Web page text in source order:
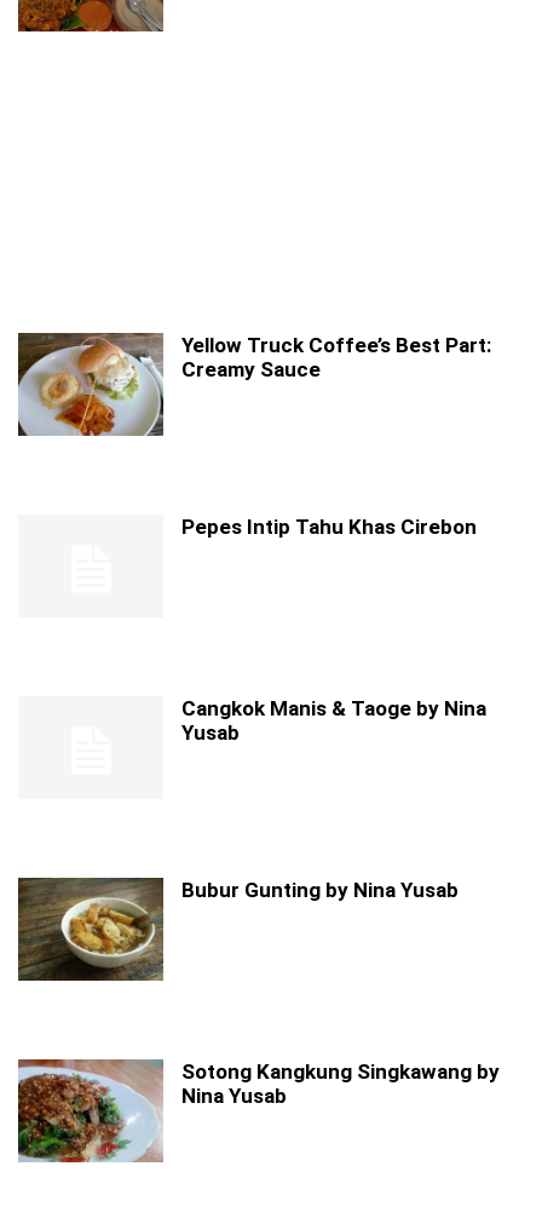
Yellow Truck Coffee’s Best Part:
Creamy Sauce
Pepes Intip Tahu Khas Cirebon
Cangkok Manis & Taoge by Nina
Yusab
Bubur Gunting by Nina Yusab
Sotong Kangkung Singkawang by
Nina Yusab